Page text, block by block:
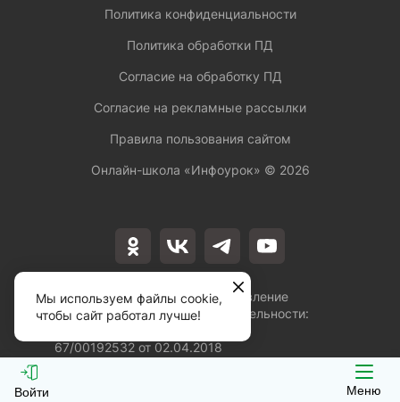
Войти Меню
Лицензия на осуществление
образовательной деятельности:
67/00192532 от 02.04.2018
Политика конфиденциальности
Политика обработки ПД
Согласие на обработку ПД
Согласие на рекламные рассылки
Правила пользования сайтом
Онлайн-школа «Инфоурок» © 2026
Мы используем файлы cookie,
чтобы сайт работал лучше!